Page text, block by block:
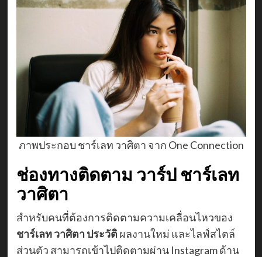
ภาพประกอบ ชาร์เลท วาศิตา จาก One Connection
ช่องทางติดตาม วาร์ป ชาร์เลท
วาศิตา
สำหรับคนที่ต้องการติดตามความเคลื่อนไหวของ
ชาร์เลท วาศิตา ประวัติผลงานใหม่ และไลฟ์สไตล์
ส่วนตัว สามารถเข้าไปติดตามผ่าน Instagram ด้าน